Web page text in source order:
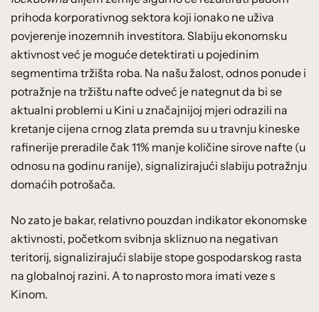
prihoda korporativnog sektora koji ionako ne uživa
povjerenje inozemnih investitora. Slabiju ekonomsku
aktivnost već je moguće detektirati u pojedinim
segmentima tržišta roba. Na našu žalost, odnos ponude i
potražnje na tržištu nafte odveć je nategnut da bi se
aktualni problemi u Kini u značajnijoj mjeri odrazili na
kretanje cijena crnog zlata premda su u travnju kineske
rafinerije preradile čak 11% manje količine sirove nafte (u
odnosu na godinu ranije), signalizirajući slabiju potražnju
domaćih potrošača.
No zato je bakar, relativno pouzdan indikator ekonomske
aktivnosti, početkom svibnja skliznuo na negativan
teritorij, signalizirajući slabije stope gospodarskog rasta
na globalnoj razini. A to naprosto mora imati veze s
Kinom.